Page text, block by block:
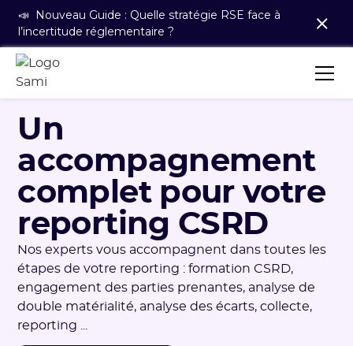
📣 Nouveau Guide : Quelle stratégie RSE face à
l’incertitude réglementaire ?
Un
accompagnement
complet pour votre
reporting CSRD
Nos experts vous accompagnent dans toutes les
étapes de votre reporting : formation CSRD,
engagement des parties prenantes, analyse de
double matérialité, analyse des écarts, collecte,
reporting ...